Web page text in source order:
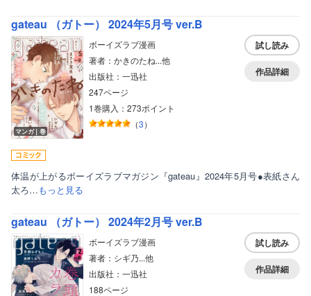
gateau （ガトー） 2024年5月号 ver.B
マンガ｜巻
ボーイズラブ漫画
著者：かきのたね...他
出版社：一迅社
247ページ
1巻購入：273ポイント
（3）
試し読み
作品詳細
体温が上がるボーイズラブマガジン『gateau』2024年5月号●表紙さん
太ろ…もっと見る
gateau （ガトー） 2024年2月号 ver.B
ボーイズラブ漫画
著者：シギ乃...他
出版社：一迅社
188ページ
試し読み
作品詳細